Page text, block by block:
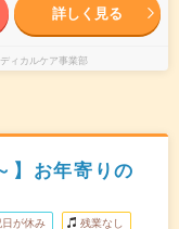
詳しく見る
ィカルケア事業部
】お年寄りの
が休み 残業なし